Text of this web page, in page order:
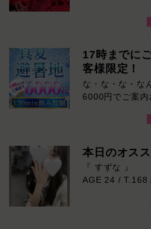
17時までに
客様限定！
な・な・な・な
6000円でご案内
きます！是非
本日のオス
『 すずな 』
AGE 24 /